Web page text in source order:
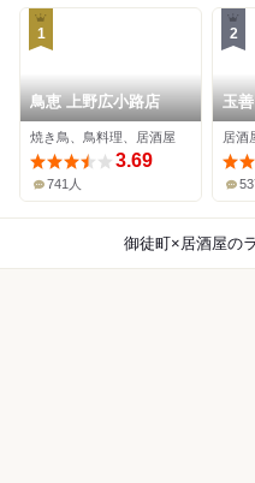
1
鳥恵 上野広小路店
焼き鳥、鳥料理、居酒屋
3.69
741人
2
玉善
居酒
御徒町×居酒屋の